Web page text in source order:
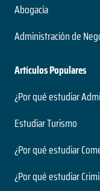
Abogacía
Administración de
Artículos Populares
¿Por qué estudiar
Estudiar Turismo
¿Por qué estudiar
¿Por qué estudiar